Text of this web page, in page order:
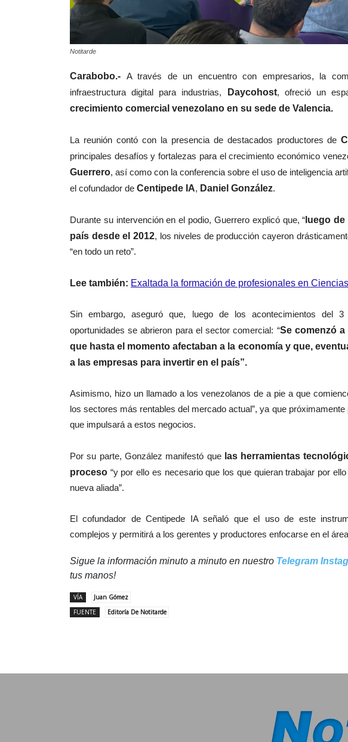
Notitarde
Carabobo.- A través de un encuentro con empresarios, la
infraestructura digital para industrias,
Daycohost, ofreció un
crecimiento comercial venezolano en su sede de Valencia.
La reunión contó con la presencia de destacados productores de
principales desafíos y fortalezas para el crecimiento económico
Guerrero, así como con la conferencia sobre el uso de inteligencia
el cofundador de Centipede IA, Daniel González.
Durante su intervención en el podio, Guerrero explicó que, “ luego
país desde el 2012, los niveles de producción cayeron
“en todo un reto”.
Lee también: Exaltada la formación de profesionales en
Sin embargo, aseguró que, luego de los acontecimientos del
oportunidades se abrieron para el sector comercial: “Se comenzó
que hasta el momento afectaban a la economía y que,
a las empresas para invertir en el país”.
Asimismo, hizo un llamado a los venezolanos de a pie a que
los sectores más rentables del mercado actual”, ya que
que impulsará a estos negocios.
Por su parte, González manifestó quelas herramientas
proceso “y por ello es necesario que los que quieran trabajar por
nueva aliada”.
El cofundador de Centipede IA señaló que el uso de este
complejos y permitirá a los gerentes y productores enfocarse en el
Sigue la información minuto a minuto en nuestro Telegram
tus manos!
VÍA
Juan Gómez
FUENTE
Editoría De Notitarde